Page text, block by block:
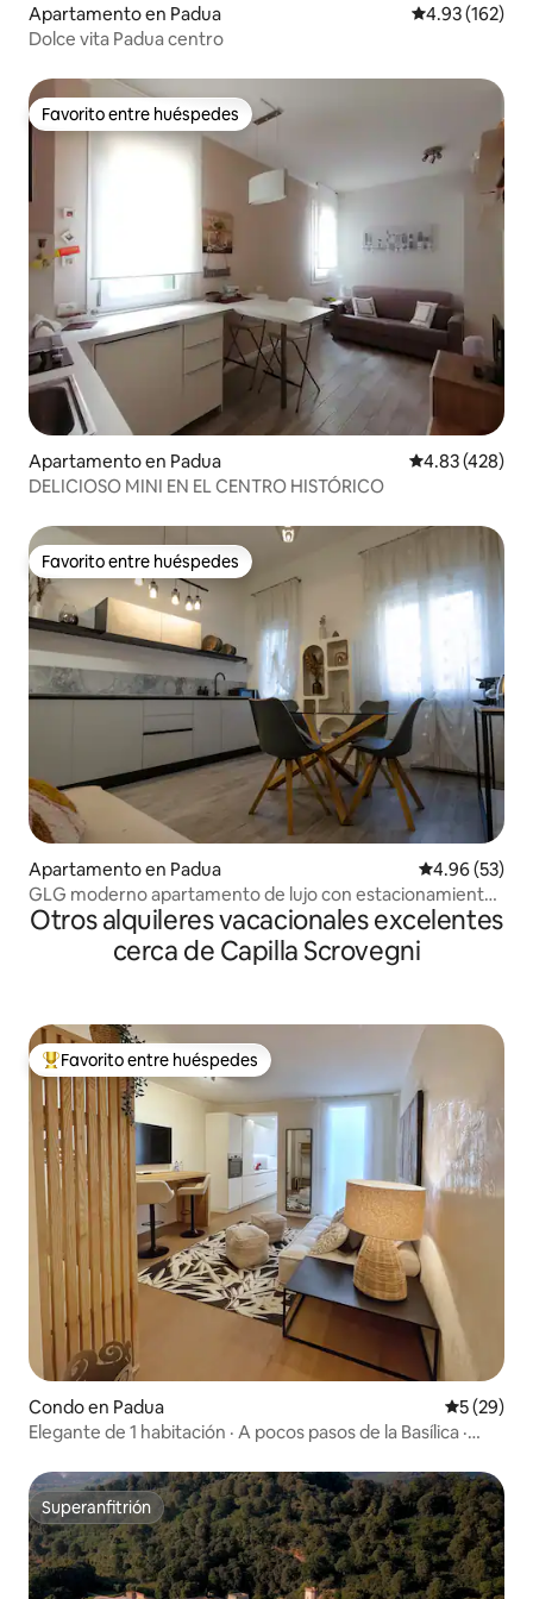
Apartamento en Padua Calificación
4.93 (162)
Dolce vita Padua centro
Favorito entre huéspedes
Favorito entre huéspedes
Apartamento en Padua Calificación
4.83 (428)
DELICIOSO MINI EN EL CENTRO HISTÓRICO
Favorito entre huéspedes
Favorito entre huéspedes
Apartamento en Padua Calificación
4.96 (53)
GLG moderno apartamento de lujo con estacionamiento
privado
Otros alquileres vacacionales excelentes
cerca de Capilla Scrovegni
Favorito entre huéspedes preferido
Favorito entre huéspedes
Condo en Padua
5 (29)
Elegante de 1 habitación · A pocos pasos de la Basílica ·
Superanfitrión
Superanfitrión